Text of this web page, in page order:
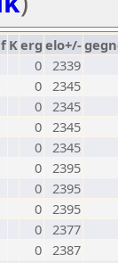
f Kerg elo+/-
0 2339
0 2345
0 2345
0 2345
0 2345
0 2395
0 2395
0 2395
0 2377
0 2387